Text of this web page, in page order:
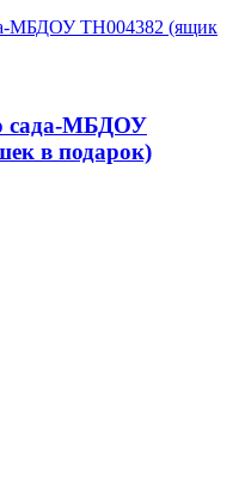
сада-МБДОУ
в подарок)